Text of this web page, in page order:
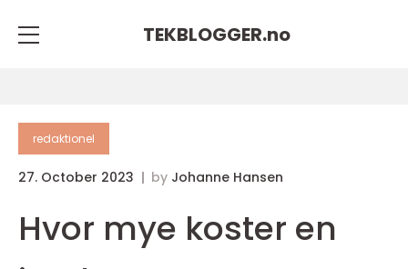
TEKBLOGGER.no
redaktionel
27. October 2023 by Johanne Hansen
Hvor mye koster en